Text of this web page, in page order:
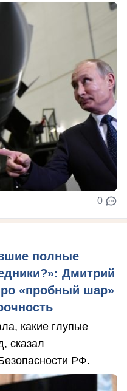
0
полные
Дмитрий
«пробный шар»
какие глупые
сказал
РФ.